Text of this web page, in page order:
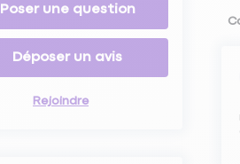
Poser une question
Déposer un avis
Rejoindre